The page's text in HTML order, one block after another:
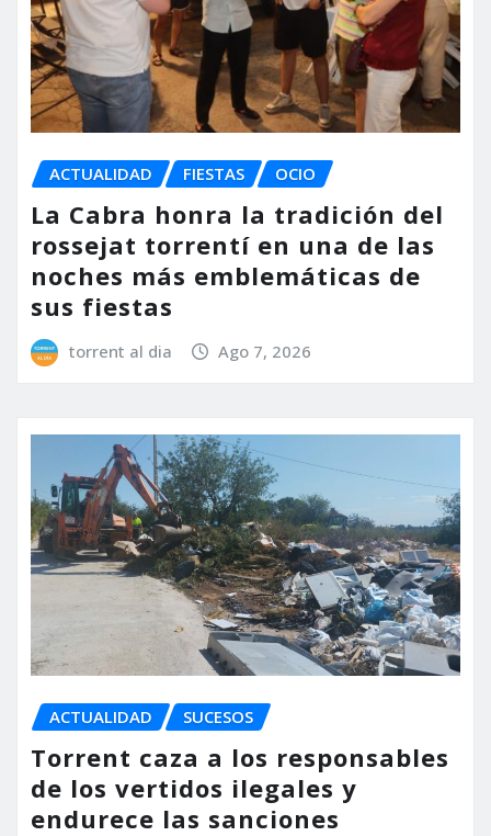
ACTUALIDAD FIESTAS OCIO
La Cabra honra la tradición del
rossejat torrentí en una de las
noches más emblemáticas de
sus fiestas
torrent al dia Ago 7, 2026
ACTUALIDAD SUCESOS
Torrent caza a los responsables
de los vertidos ilegales y
endurece las sanciones